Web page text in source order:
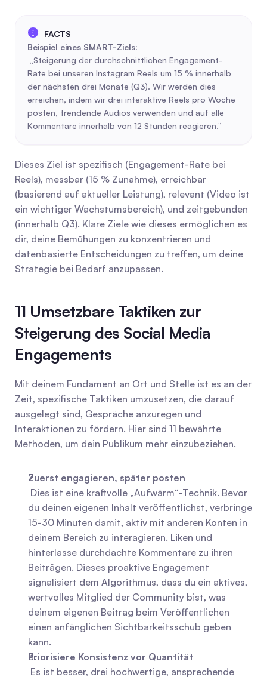
Beispiel eines SMART-Ziels:
Rate bei unseren Instagram Reels um 15 % innerhalb
der nächsten drei Monate (Q3). Wir werden dies
erreichen, indem wir drei interaktive Reels pro Woche
posten, trendende Audios verwenden und auf alle
Kommentare innerhalb von 12 Stunden reagieren.“
Dieses Ziel ist spezifisch (Engagement-Rate bei
Reels), messbar (15 % Zunahme), erreichbar
(basierend auf aktueller Leistung), relevant (Video ist
ein wichtiger Wachstumsbereich), und zeitgebunden
(innerhalb Q3). Klare Ziele wie dieses ermöglichen es
dir, deine Bemühungen zu konzentrieren und
datenbasierte Entscheidungen zu treffen, um deine
Strategie bei Bedarf anzupassen.
11 Umsetzbare Taktiken zur
Steigerung des Social Media
Engagements
Mit deinem Fundament an Ort und Stelle ist es an der
Zeit, spezifische Taktiken umzusetzen, die darauf
ausgelegt sind, Gespräche anzuregen und
Interaktionen zu fördern. Hier sind 11 bewährte
Methoden, um dein Publikum mehr einzubeziehen.
Zuerst engagieren, später posten
du deinen eigenen Inhalt veröffentlichst, verbringe
15-30 Minuten damit, aktiv mit anderen Konten in
deinem Bereich zu interagieren. Liken und
hinterlasse durchdachte Kommentare zu ihren
Beiträgen. Dieses proaktive Engagement
signalisiert dem Algorithmus, dass du ein aktives,
wertvolles Mitglied der Community bist, was
deinem eigenen Beitrag beim Veröffentlichen
einen anfänglichen Sichtbarkeitsschub geben
kann.
Priorisiere Konsistenz vor Quantität